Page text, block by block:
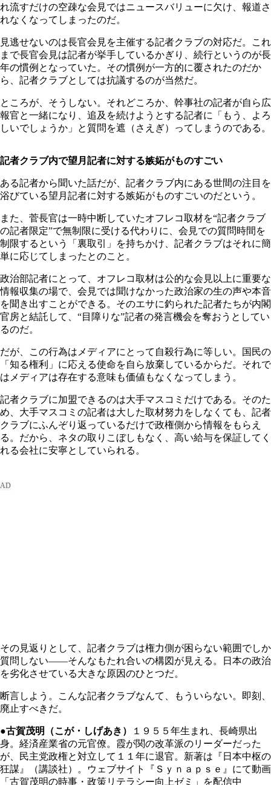
れ流すだけの空疎な会見ではニュースバリューに欠け、報道さ
れなくなってしまったのだ。
見逃せないのは長官会見を主催する記者クラブの対応だ。これ
まで長官会見は記者が挙手しているかぎり、続行というのが長
年の慣例となっていた。その慣例が一方的に覆されたのだか
ら、記者クラブとしては抗議するのが当然だ。
ところが、そうしない。それどころか、幹事社の記者が自ら広
報官と一緒になり、追及を続けようとする記者に「もう、よろ
しいでしょうか」と質問を遮（さえぎ）ってしまうのである。
記者クラブ内で望月記者に対する嫉妬がものすごい
ある記者から聞いた話だが、記者クラブ内にある世間の注目を
浴びている望月記者に対する嫉妬がものすごいのだという。
また、菅長官は一時中断していたオフレコ取材を“記者クラブ
の記者限定”で無制限に受ける代わりに、会見での質問時間を
制限するという「裏取引」を持ちかけ、記者クラブはそれに簡
単に応じてしまったとのこと。
政治部記者にとって、オフレコ取材は公的な会見以上に重要な
情報収集の場で、会見では聞けなかった政治家の生の声や本音
を聞き出すことができる。そのエサに釣られた記者たちが内閣
官房と結託して、“目障りな”記者の発言機会を奪おうとしてい
るのだ。
だが、この行為はメディアにとって自殺行為に等しい。国民の
「知る権利」に応える使命を自ら放棄しているからだ。それで
はメディアは存在する意味も価値もなくなってしまう。
記者クラブに加盟できるのは大手マスコミだけである。そのた
め、大手マスコミの記者は大した取材努力をしなくても、記者
クラブにふんぞり返っているだけで政権側から情報をもらえ
る。だから、ネタの取りこぼしもなく、高い給与を保証してく
れる会社に安寧としていられる。
その見返りとして、記者クラブは権力側が困らない範囲でしか
質問しない――そんなもたれ合いの構図が見える。日本の政治
を劣化させている大きな原因のひとつだ。
断言しよう。こんな記者クラブなんて、もういらない。即刻、
廃止すべきだ。
●古賀茂明（こが・しげあき）
１９５５年生まれ、長崎県出
身。経済産業省の元官僚。霞が関の改革派のリーダーだった
が、民主党政権と対立して１１年に退官。新著は『日本中枢の
狂謀』（講談社）。ウェブサイト『Ｓｙｎａｐｓｅ』にて動画
「古賀茂明の時事・政策リテラシー向上ゼミ」を配信中